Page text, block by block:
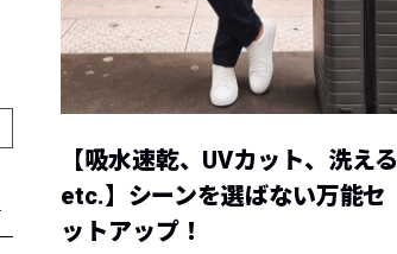
【吸水速乾、UVカット、洗える
etc.】シーンを選ばない万能セ
ットアップ！